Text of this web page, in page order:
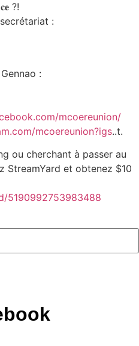
?!
:
:
mcoereunion/
mcoereunion?igs..t.
ou cherchant à passer au
StreamYard et obtenez $10
5190992753983488